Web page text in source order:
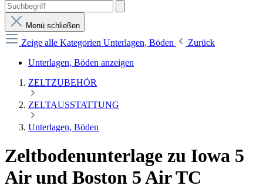
Menü schließen
Zeige alle Kategorien Unterlagen, Böden
Zurück
Unterlagen, Böden anzeigen
ZELTZUBEHÖR
ZELTAUSSTATTUNG
Unterlagen, Böden
Zeltbodenunterlage zu Iowa 5
Air und Boston 5 Air TC